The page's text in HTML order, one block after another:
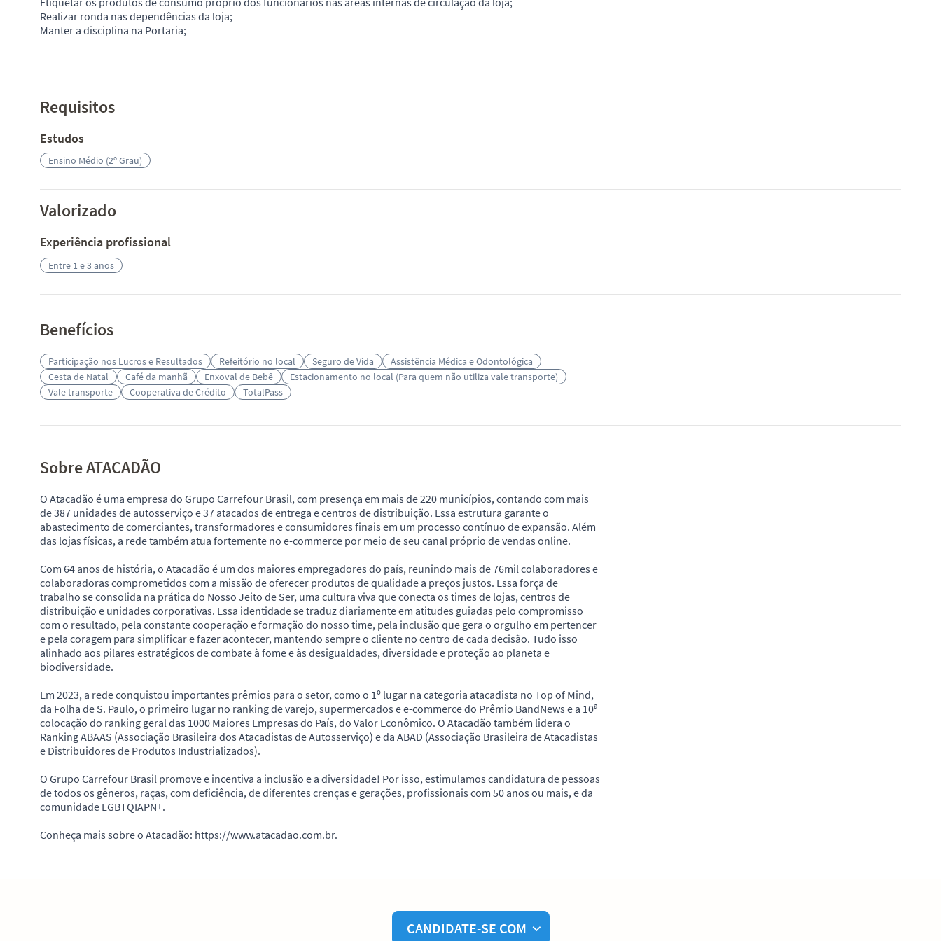
Realizar ronda nas dependências da loja;
Manter a disciplina na Portaria;
Requisitos
Estudos
Ensino Médio (2º Grau)
Valorizado
Experiência profissional
Entre 1 e 3 anos
Benefícios
Participação nos Lucros e Resultados Refeitório no local Seguro de Vida
Assistência Médica e Odontológica
Cesta de Natal
Café da manhã Enxoval de Bebê
Estacionamento no local (Para quem não utiliza vale transporte)
Vale transporte
Cooperativa de Crédito TotalPass
Sobre ATACADÃO
O Atacadão é uma empresa do Grupo Carrefour Brasil, com presença em mais de 220 municípios, contando com mais
de 387 unidades de autosserviço e 37 atacados de entrega e centros de distribuição. Essa estrutura garante o
abastecimento de comerciantes, transformadores e consumidores finais em um processo contínuo de expansão. Além
das lojas físicas, a rede também atua fortemente no e-commerce por meio de seu canal próprio de vendas online.
Com 64 anos de história, o Atacadão é um dos maiores empregadores do país, reunindo mais de 76mil colaboradores e
colaboradoras comprometidos com a missão de oferecer produtos de qualidade a preços justos. Essa força de
trabalho se consolida na prática do Nosso Jeito de Ser, uma cultura viva que conecta os times de lojas, centros de
distribuição e unidades corporativas. Essa identidade se traduz diariamente em atitudes guiadas pelo compromisso
com o resultado, pela constante cooperação e formação do nosso time, pela inclusão que gera o orgulho em pertencer
e pela coragem para simplificar e fazer acontecer, mantendo sempre o cliente no centro de cada decisão. Tudo isso
alinhado aos pilares estratégicos de combate à fome e às desigualdades, diversidade e proteção ao planeta e
biodiversidade.
Em 2023, a rede conquistou importantes prêmios para o setor, como o 1º lugar na categoria atacadista no Top of Mind,
da Folha de S. Paulo, o primeiro lugar no ranking de varejo, supermercados e e-commerce do Prêmio BandNews e a 10ª
colocação do ranking geral das 1000 Maiores Empresas do País, do Valor Econômico. O Atacadão também lidera o
Ranking ABAAS (Associação Brasileira dos Atacadistas de Autosserviço) e da ABAD (Associação Brasileira de Atacadistas
e Distribuidores de Produtos Industrializados).
O Grupo Carrefour Brasil promove e incentiva a inclusão e a diversidade! Por isso, estimulamos candidatura de pessoas
de todos os gêneros, raças, com deficiência, de diferentes crenças e gerações, profissionais com 50 anos ou mais, e da
comunidade LGBTQIAPN+.
Conheça mais sobre o Atacadão: https://www.atacadao.com.br.
CANDIDATE-SE COM